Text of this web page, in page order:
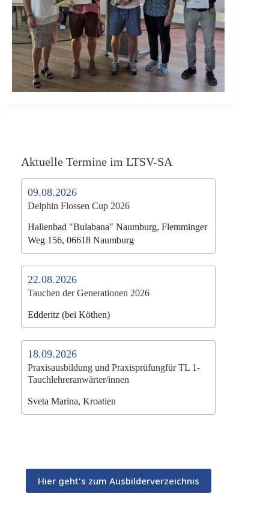
Aktuelle Termine im LTSV-SA
09.08.2026
Delphin Flossen Cup 2026
Hallenbad "Bulabana" Naumburg, Flemminger
Weg 156, 06618 Naumburg
22.08.2026
Tauchen der Generationen 2026
Edderitz (bei Köthen)
18.09.2026
Praxisausbildung und Praxisprüfungfür TL 1-
Tauchlehreranwärter/innen
Sveta Marina, Kroatien
Hier geht's zum Ausbilderverzeichnis